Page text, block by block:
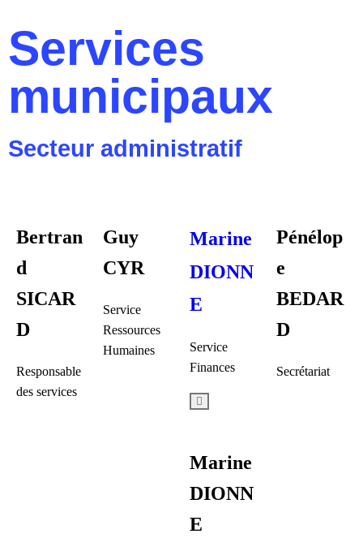
Services
municipaux
Secteur administratif
Bertran
d
SICAR
D
Responsable
des services
Guy
CYR
Service
Ressources
Humaines
Marine
DIONN
E
Service
Finances
Marine
DIONN
E
Pénélop
e
BEDAR
D
Secrétariat